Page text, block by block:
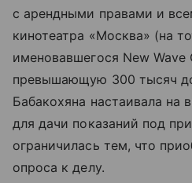
с арендными правами и
кинотеатра «Москва» (на
именовавшегося New Wave
превышающую 300 тысяч
Бабакохяна настаивала на
для дачи показаний под
ограничилась тем, что
опроса к делу.